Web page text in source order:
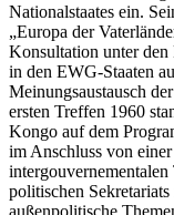
Nationalstaates ein.
„Europa der
Konsultation unter den
in den EWG-Staaten
Meinungsaustausch
ersten Treffen 1960
Kongo auf dem
im Anschluss von
politischen